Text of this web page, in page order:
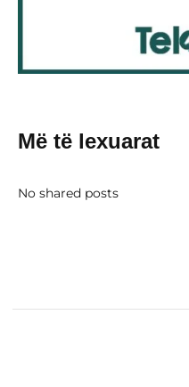
Më të lexuarat
No shared posts